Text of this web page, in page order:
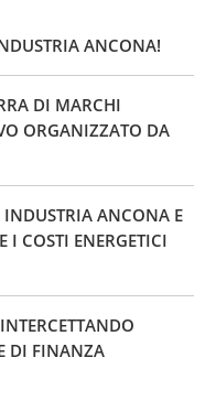
ANCONA!
DI MARCHI
ORGANIZZATO DA
ANCONA E
I COSTI ENERGETICI
DI FINANZA